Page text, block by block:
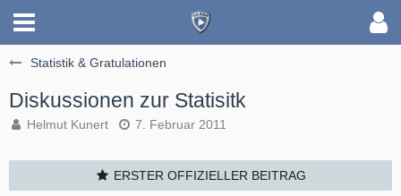
Statistik & Gratulationen
Diskussionen zur Statisitk
Helmut Kunert 7. Februar 2011
ERSTER OFFIZIELLER BEITRAG